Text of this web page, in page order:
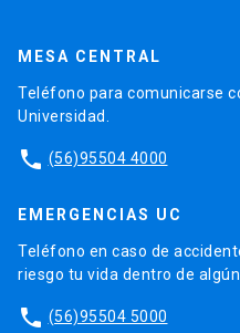
MESA CENTRAL
Teléfono para comunicarse
Universidad.
phone (56)95504 4000
EMERGENCIAS UC
Teléfono en caso de
riesgo tu vida dentro de
phone (56)95504 5000